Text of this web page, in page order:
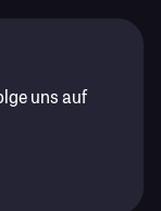
uns auf